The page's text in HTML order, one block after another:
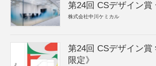
第24回 CSデザイン賞
株式会社中川ケミカル
第24回 CSデザイン賞
限定》